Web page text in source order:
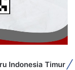
Indonesia Timur